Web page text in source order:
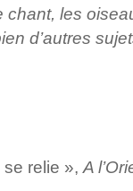
les
d’autres
relie », A